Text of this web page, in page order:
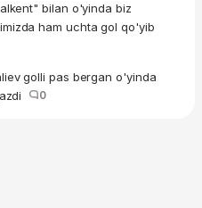
bilan o'yinda biz
ham uchta gol qo'yib
golli pas bergan o'yinda
0